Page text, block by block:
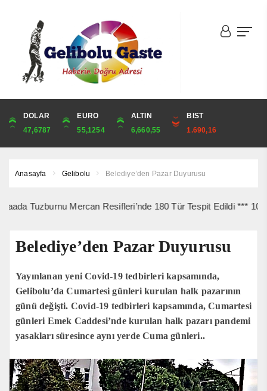
DOLAR
47,6787
EURO
55,1254
ALTIN
6,660,55
BIST
1.690,16
ONS
4,341,81
ALTIN
6,660,55
ÇEYREK
10,889,99
CUMHURİYET
44,750,00
Anasayfa Gelibolu Belediye’den Pazar Duyurusu
Mercan Resifleri’nde 180 Tür Tespit Edildi *** 10
Belediye’den Pazar Duyurusu
Yayınlanan yeni Covid-19 tedbirleri kapsamında,
Gelibolu’da Cumartesi günleri kurulan halk pazarının
günü değişti. Covid-19 tedbirleri kapsamında, Cumartesi
günleri Emek Caddesi’nde kurulan halk pazarı pandemi
yasakları süresince aynı yerde Cuma günleri..